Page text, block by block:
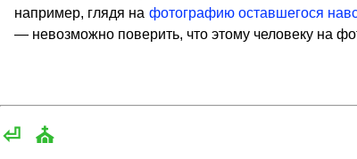
например, глядя на фотографию оставшегося
— невозможно поверить, что этому человеку на
⏎ ⛪